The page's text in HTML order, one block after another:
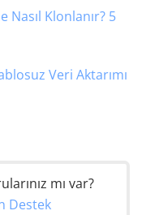
Klonlanır? 5
Veri Aktarımı
mı var?
Destek